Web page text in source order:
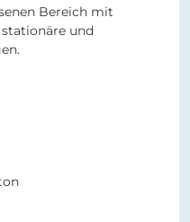
Bereich mit
und